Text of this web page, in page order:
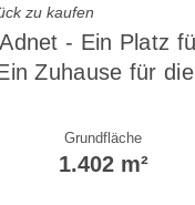
zu kaufen
- Ein Platz
Zuhause für
Grundfläche
1.402 m²